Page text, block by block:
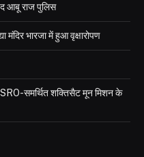
आबू राज पुलिस
मंदिर भारजा में हुआ वृक्षारोपण
समर्थित शक्तिसैट मून मिशन के